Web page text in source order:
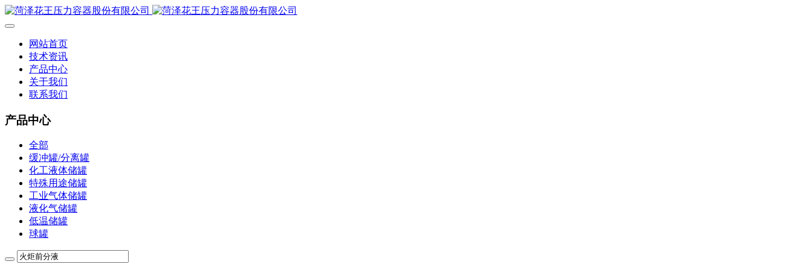
网站首页
技术资讯
产品中心
关于我们
联系我们
产品中心
全部
缓冲罐/分离罐
化工液体储罐
特殊用途储罐
工业气体储罐
液化气储罐
低温储罐
球罐